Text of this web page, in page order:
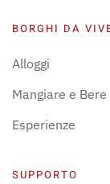
BORGHI DA
Alloggi
Mangiare e Bere
Esperienze
SUPPORTO